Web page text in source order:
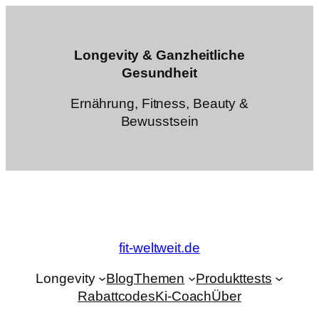
Longevity & Ganzheitliche
Gesundheit
Ernährung, Fitness, Beauty &
Bewusstsein
fit-weltweit.de
Longevity BlogThemen
Produkttests
RabattcodesKi-CoachÜber